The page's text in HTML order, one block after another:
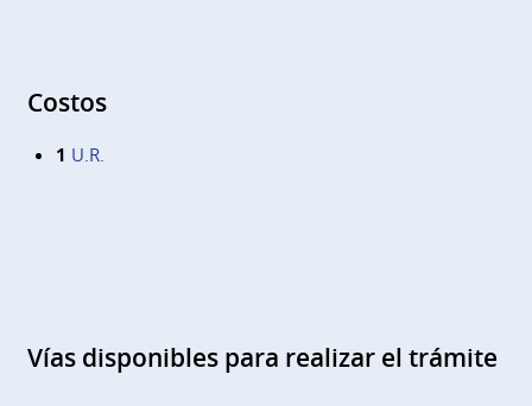
Costos
1 U.R.
Vías disponibles para realizar el trámite